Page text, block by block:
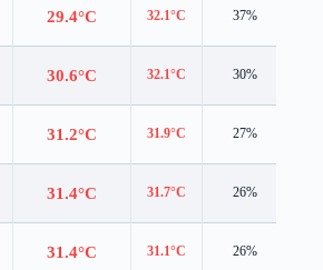
29.4°C 32.1°C 37%
30.6°C 32.1°C 30%
31.2°C 31.9°C 27%
31.4°C 31.7°C 26%
31.4°C 31.1°C 26%